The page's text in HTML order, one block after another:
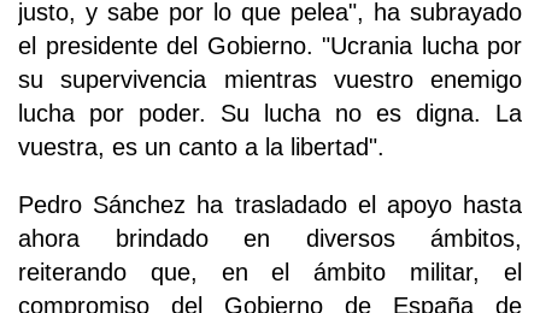
justo, y sabe por lo que pelea", ha subrayado
el presidente del Gobierno. "Ucrania lucha por
su supervivencia mientras vuestro enemigo
lucha por poder. Su lucha no es digna. La
vuestra, es un canto a la libertad".
Pedro Sánchez ha trasladado el apoyo hasta
ahora brindado en diversos ámbitos,
reiterando que, en el ámbito militar, el
compromiso del Gobierno de España de